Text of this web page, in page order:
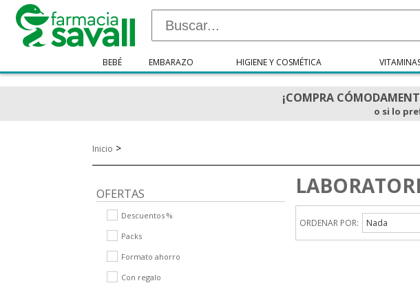
BEBÉ EMBARAZO HIGIENE Y COSMÉTICA
¡COMPRA
o si lo
Inicio >
OFERTAS
Descuentos %
Packs
Formato ahorro
Con regalo
ORDENAR POR: Nada